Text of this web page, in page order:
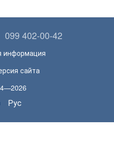
099 402-00-42
информация
сайта
Рус